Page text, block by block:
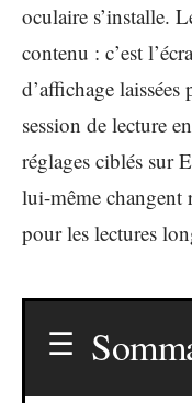
oculaire s’installe.
contenu : c’est
d’affichage
session de lecture
réglages ciblés sur
lui-même changent
pour les lectures